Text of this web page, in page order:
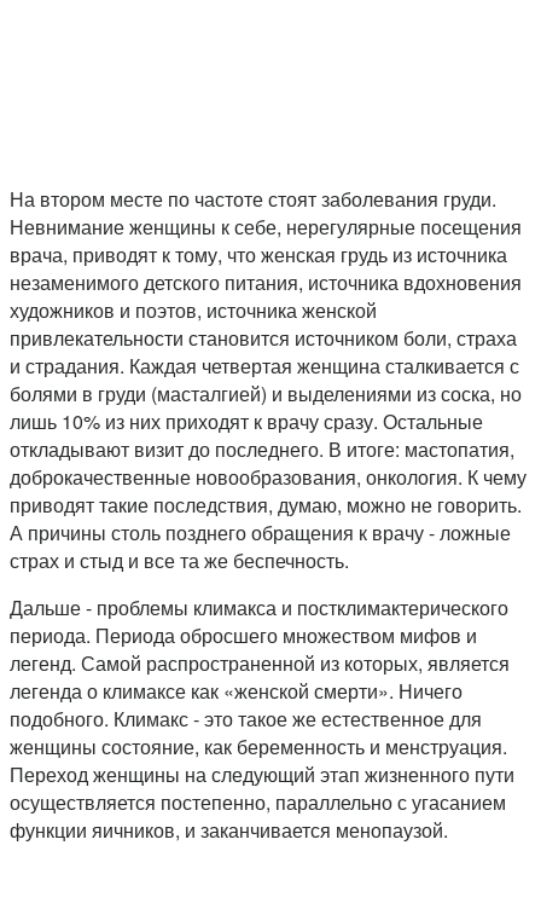
На втором месте по частоте стоят заболевания груди.
Невнимание женщины к себе, нерегулярные посещения
врача, приводят к тому, что женская грудь из источника
незаменимого детского питания, источника вдохновения
художников и поэтов, источника женской
привлекательности становится источником боли, страха
и страдания. Каждая четвертая женщина сталкивается с
болями в груди (масталгией) и выделениями из соска, но
лишь 10% из них приходят к врачу сразу. Остальные
откладывают визит до последнего. В итоге: мастопатия,
доброкачественные новообразования, онкология. К чему
приводят такие последствия, думаю, можно не говорить.
А причины столь позднего обращения к врачу - ложные
страх и стыд и все та же беспечность.
Дальше - проблемы климакса и постклимактерического
периода. Периода обросшего множеством мифов и
легенд. Самой распространенной из которых, является
легенда о климаксе как «женской смерти». Ничего
подобного. Климакс - это такое же естественное для
женщины состояние, как беременность и менструация.
Переход женщины на следующий этап жизненного пути
осуществляется постепенно, параллельно с угасанием
функции яичников, и заканчивается менопаузой.